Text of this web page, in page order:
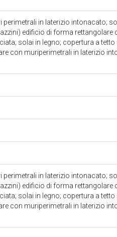
in laterizio intonacato;
edificio di forma rettangolare
solai in legno; copertura a
con muriperimetrali in laterizio
in laterizio intonacato;
edificio di forma rettangolare
solai in legno; copertura a
con muriperimetrali in laterizio